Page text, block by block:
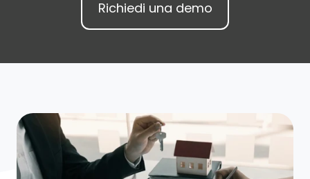
Richiedi una demo